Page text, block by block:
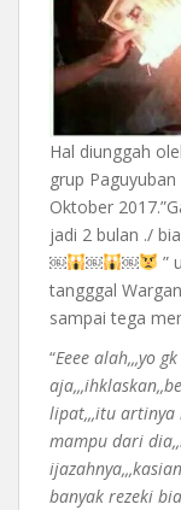
Hal diunggah
grup
Oktober
jadi 2 bulan ./
￼
￼ ￼
”
tangggal
sampai tega
“Eeee alah,,,yo
lipat,,,itu artinya
mampu dari
banyak rezeki